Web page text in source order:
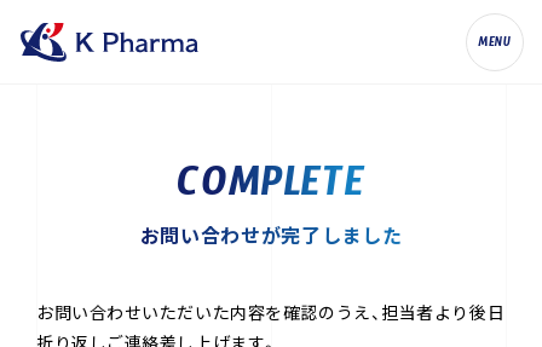
株式会社ケイファーマ（K Pharma, Inc.
MENU
COMPLETE
お問い合わせが完了しました
お問い合わせいただいた内容を確認のうえ、担当者より後日
折り返しご連絡差し上げます。